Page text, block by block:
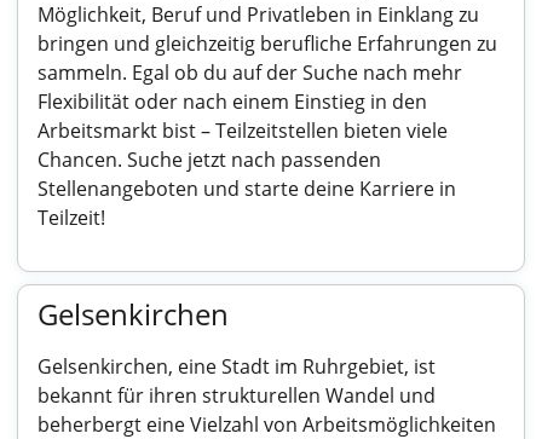
Möglichkeit, Beruf und Privatleben in Einklang zu
bringen und gleichzeitig berufliche Erfahrungen zu
sammeln. Egal ob du auf der Suche nach mehr
Flexibilität oder nach einem Einstieg in den
Arbeitsmarkt bist – Teilzeitstellen bieten viele
Chancen. Suche jetzt nach passenden
Stellenangeboten und starte deine Karriere in
Teilzeit!
Gelsenkirchen
Gelsenkirchen, eine Stadt im Ruhrgebiet, ist
bekannt für ihren strukturellen Wandel und
beherbergt eine Vielzahl von Arbeitsmöglichkeiten